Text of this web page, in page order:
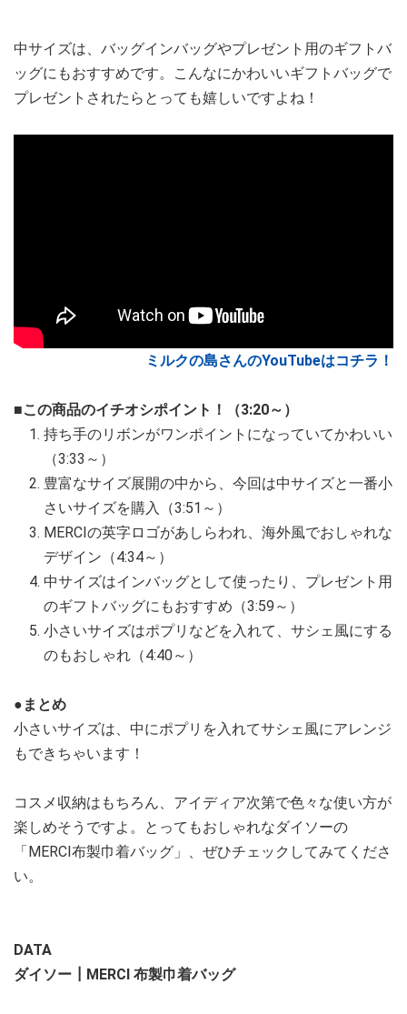
中サイズは、バッグインバッグやプレゼント用のギフトバ
ッグにもおすすめです。こんなにかわいいギフトバッグで
プレゼントされたらとっても嬉しいですよね！
ミルクの島さんのYouTubeはコチラ！
■この商品のイチオシポイント！（3:20～）
持ち手のリボンがワンポイントになっていてかわいい
（3:33～）
豊富なサイズ展開の中から、今回は中サイズと一番小
さいサイズを購入（3:51～）
MERCIの英字ロゴがあしらわれ、海外風でおしゃれな
デザイン（4:34～）
中サイズはインバッグとして使ったり、プレゼント用
のギフトバッグにもおすすめ（3:59～）
小さいサイズはポプリなどを入れて、サシェ風にする
のもおしゃれ（4:40～）
●まとめ
小さいサイズは、中にポプリを入れてサシェ風にアレンジ
もできちゃいます！
コスメ収納はもちろん、アイディア次第で色々な使い方が
楽しめそうですよ。とってもおしゃれなダイソーの
「MERCI布製巾着バッグ」、ぜひチェックしてみてくださ
い。
DATA
ダイソー┃MERCI 布製巾着バッグ